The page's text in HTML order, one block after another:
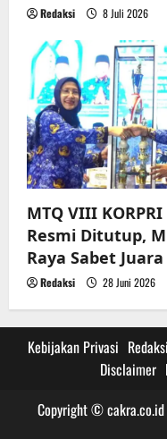
Redaksi 8 Juli 2026
MTQ VIII
Resmi Ditutup,
Raya Sabet
Redaksi 28 Juni 2026
Kebijakan Privasi Redaksi
Disclaimer
Copyright ©